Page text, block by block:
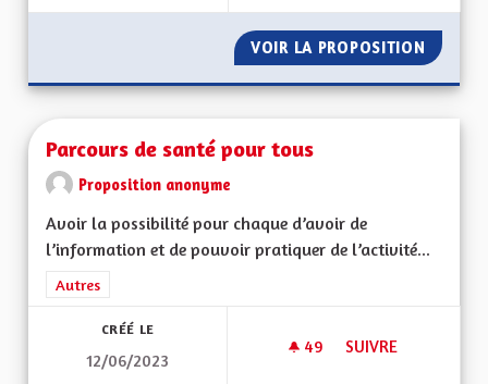
VOIR LA PROPOSITION
Parcours de santé pour tous
Proposition anonyme
Avoir la possibilité pour chaque d’avoir de
l’information et de pouvoir pratiquer de l’activité...
Filtrer les résultats de la catégorie : Autres
Autres
CRÉÉ LE
12/06/2023
49 49 ABONNÉS
SUIVRE